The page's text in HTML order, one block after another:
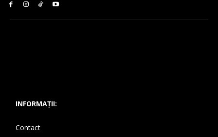
INFORMAȚII:
Contact